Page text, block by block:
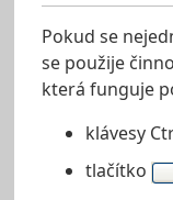
Pokud se
se použije
která funguje
klávesy
tlačítko